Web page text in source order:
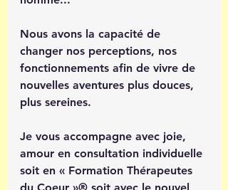
Nous avons la capacité de
changer nos perceptions, nos
fonctionnements afin de vivre de
nouvelles aventures plus douces,
plus sereines.
Je vous accompagne avec joie,
amour en consultation individuelle
soit en « Formation Thérapeutes